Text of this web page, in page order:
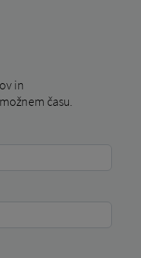
in
času.